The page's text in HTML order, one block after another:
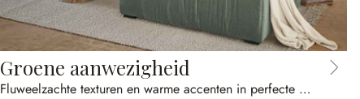
Groene aanwezigheid
Fluweelzachte texturen en warme accenten in perfecte harmonie